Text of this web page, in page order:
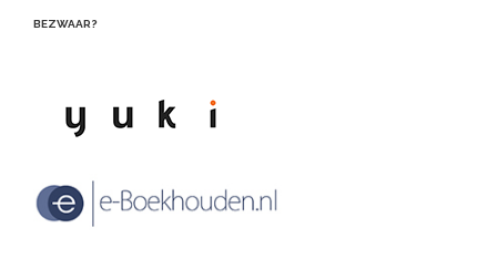
BEZWAAR?